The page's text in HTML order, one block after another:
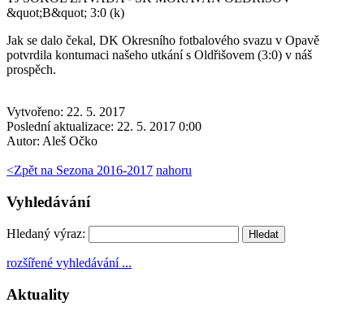
&quot;B&quot; 3:0 (k)
Jak se dalo čekal, DK Okresního fotbalového svazu v Opavě
potvrdila kontumaci našeho utkání s Oldřišovem (3:0) v náš
prospěch.
Vytvořeno: 22. 5. 2017
Poslední aktualizace: 22. 5. 2017 0:00
Autor: Aleš Očko
<Zpět na Sezona 2016-2017 nahoru
Vyhledávání
Hledaný výraz:
rozšířené vyhledávání ...
Aktuality